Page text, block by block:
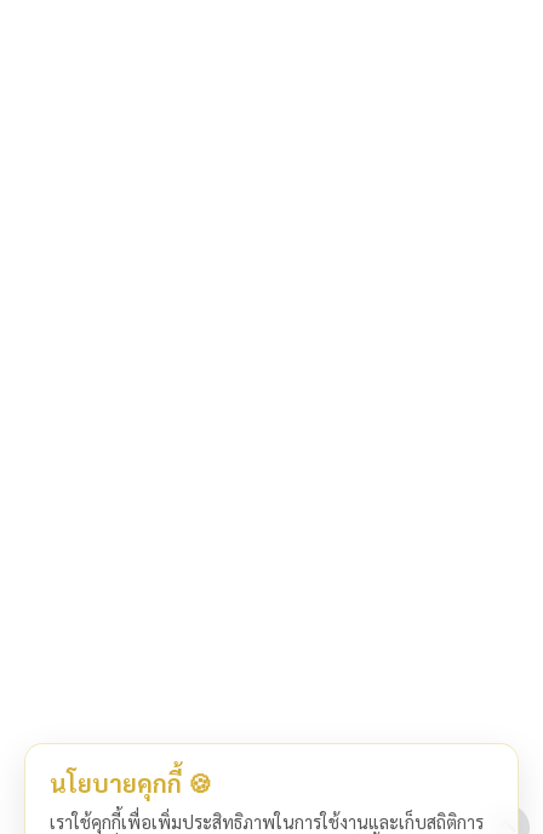
นโยบายคุกกี้ 🍪
เราใช้คุกกี้เพื่อเพิ่มประสิทธิภาพในการใช้งานและเก็บสถิติการ